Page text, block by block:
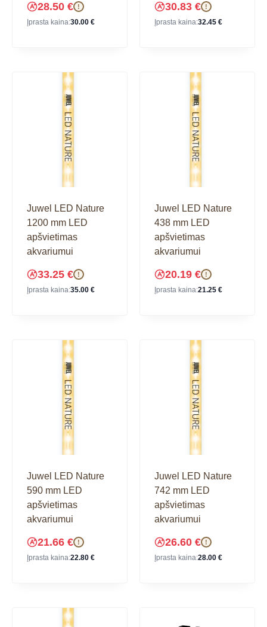
28.50 € !
Įprasta kaina:30.00 €
30.83 € !
Įprasta kaina:32.45 €
Juwel LED Nature
1200 mm LED
apšvietimas
akvariumui
33.25 € !
Įprasta kaina:35.00 €
Juwel LED Nature
438 mm LED
apšvietimas
akvariumui
20.19 € !
Įprasta kaina:21.25 €
Juwel LED Nature
590 mm LED
apšvietimas
akvariumui
21.66 € !
Įprasta kaina:22.80 €
Juwel LED Nature
742 mm LED
apšvietimas
akvariumui
26.60 € !
Įprasta kaina:28.00 €